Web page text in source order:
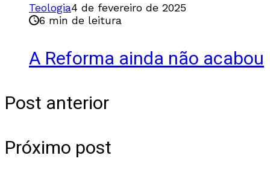
Teologia4 de fevereiro de 2025
6 min de leitura
A Reforma ainda não acabou
Post anterior
Próximo post